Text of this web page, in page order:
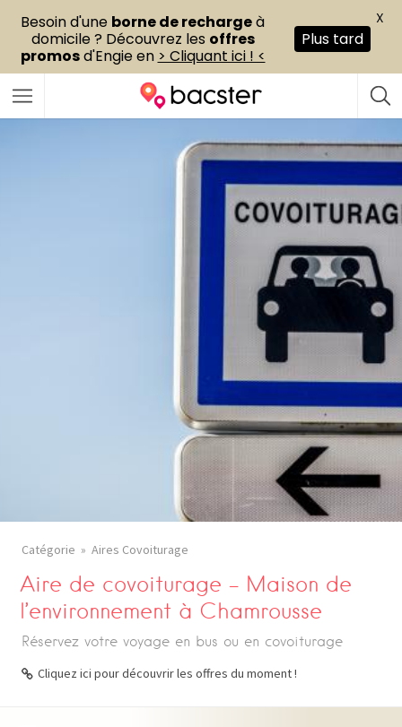
Catégorie Aires Covoiturage
Aire de covoiturage – Maison de
l’environnement à Chamrousse
Réservez votre voyage en bus ou en covoiturage
Cliquez ici pour découvrir les offres du moment !
Besoin d'une borne de rechargeà
domicile ? Découvrez les offres
promosd'Engie en > Cliquant ici ! <
Plus tard
X